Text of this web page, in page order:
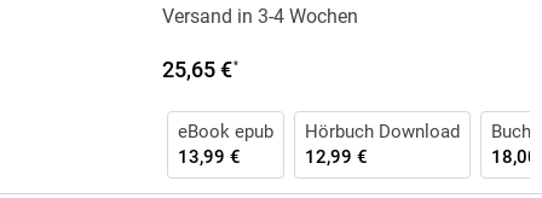
Versand in 3-4 Wochen
25,65 €*
eBook epub
13,99 €
Hörbuch Download
12,99 €
Buch
18,00